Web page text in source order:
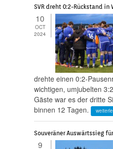
SVR dreht 0:2-Rückstand
10
OCT
2024
drehte einen 0:2-
wichtigen, umjubelten
Gäste war es der dritte
binnen 12 Tagen.
Souveräner Auswärtssieg
9